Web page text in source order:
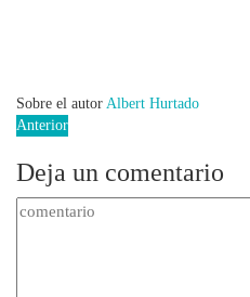
Sobre el autor Albert Hurtado
Anterior
Deja un comentario